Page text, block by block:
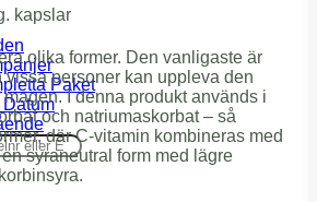
Paket
Datum
kapslar
olika former. Den vanligaste är
vissa personer kan uppleva den
I denna produkt används i
och natriumaskorbat – så
där C-vitamin kombineras med
syraneutral form med lägre